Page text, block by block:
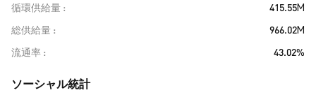
循環供給量
415.55M
総供給量
966.02M
流通率
43.02%
ソーシャル統計